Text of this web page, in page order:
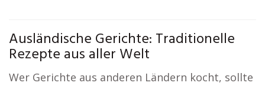
Ausländische Gerichte: Traditionelle
Rezepte aus aller Welt
Wer Gerichte aus anderen Ländern kocht, sollte